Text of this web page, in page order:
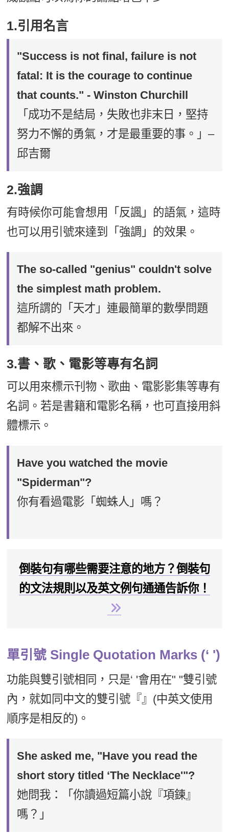
1.引用名言
"Success is not final, failure is not
fatal: It is the courage to continue
that counts." - Winston Churchill
「成功不是結局，失敗也非末日，堅持
努力不懈的勇氣，才是最重要的事。」–
邱吉爾
2.強調
有時候你可能會想用「反諷」的語氣，這時
也可以用引號來達到「強調」的效果。
The so-called "genius" couldn't solve
the simplest math problem.
這所謂的「天才」連最簡單的數學問題
都解不出來。
3.書、歌、電影等專有名詞
可以用來標示刊物、歌曲、電影影集等專有
名詞。若是書籍和電影名稱，也可直接用斜
體標示。
Have you watched the movie
"Spiderman"?
你有看過電影「蜘蛛人」嗎？
倒裝句有哪些需要注意的地方？倒裝句
的文法規則以及英文例句通通告訴你！
單引號 Single Quotation Marks (‘ ')
功能與雙引號相同，只是‘ '會用在" "雙引號
內，就如同中文的雙引號『』(中英文使用
順序是相反的)。
She asked me, "Have you read the
short story titled ‘The Necklace'"?
她問我：「你讀過短篇小說『項鍊』
嗎？」